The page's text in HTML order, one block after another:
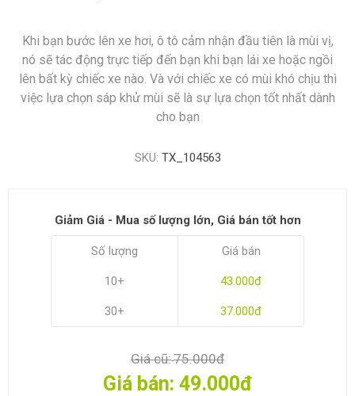
Khi bạn bước lên xe hơi, ô tô cảm nhận đầu tiên là mùi vị,
nó sẽ tác động trực tiếp đến bạn khi bạn lái xe hoặc ngồi
lên bất kỳ chiếc xe nào. Và với chiếc xe có mùi khó chịu thì
việc lựa chọn sáp khử mùi sẽ là sự lựa chọn tốt nhất dành
cho bạn
SKU: TX_104563
Giảm Giá - Mua số lượng lớn, Giá bán tốt hơn
Số lượng
10+
30+
Giá bán
43.000đ
37.000đ
Giá cũ:75.000đ
Giá bán: 49.000đ